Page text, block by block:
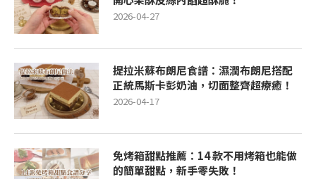
2026-04-27
提拉米蘇布朗尼食譜：濕潤布朗尼搭配
正統馬斯卡彭奶油，切面整齊超療癒！
2026-04-17
免烤箱甜點推薦：14 款不用烤箱也能做
的簡單甜點，新手零失敗！